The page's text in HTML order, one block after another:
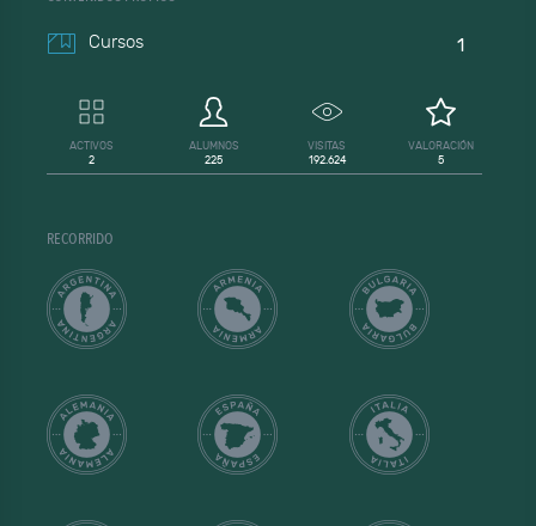
Cursos 1
ACTIVOS
2
ALUMNOS
225
VISITAS
192.624
VALORACIÓN
5
RECORRIDO